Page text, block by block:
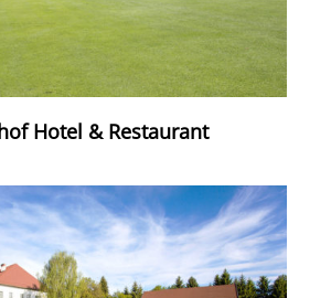
Hotel & Restaurant